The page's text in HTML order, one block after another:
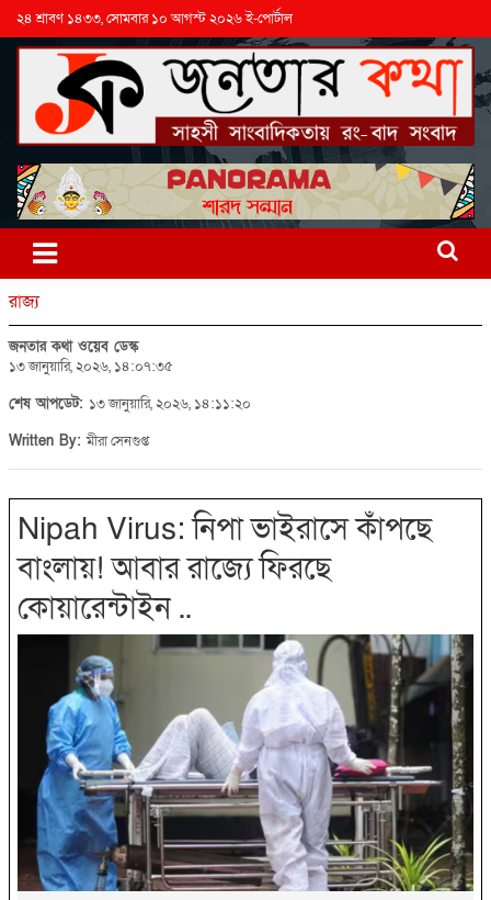
২৪ শ্রাবণ ১৪৩৩, সোমবার ১০ আগস্ট ২০২৬ ই-পোর্টাল
রাজ্য
জনতার কথা ওয়েব ডেস্ক
১৩ জানুয়ারি, ২০২৬, ১৪:০৭:৩৫
শেষ আপডেট: ১৩ জানুয়ারি, ২০২৬, ১৪:১১:২০
Written By:মীরা সেনগুপ্ত
Nipah Virus: নিপা ভাইরাসে কাঁপছে
বাংলায়! আবার রাজ্যে ফিরছে
কোয়ারেন্টাইন ..